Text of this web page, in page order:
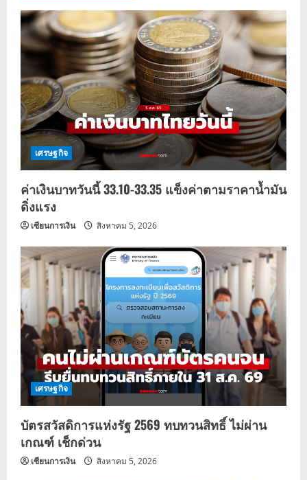
เศรษฐกิจ
ค่าเงินบาทวันนี้ 33.10-33.35 แข็งค่าตามราคาน้ำมัน
ดิ่งแรง
เซียนการเงิน สิงหาคม 5, 2026
เศรษฐกิจ
บัตรสวัสดิการแห่งรัฐ 2569 ทบทวนสิทธิ์ ไม่ผ่าน
เกณฑ์ เช็กด่วน
เซียนการเงิน สิงหาคม 5, 2026